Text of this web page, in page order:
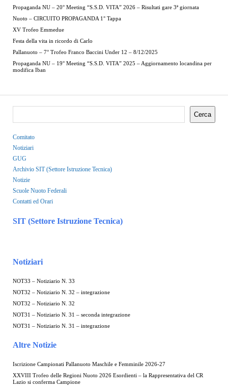
Propaganda NU – 20° Meeting “S.S.D. VITA” 2026 – Risultati gare 3ª giornata
Nuoto – CIRCUITO PROPAGANDA 1° Tappa
XV Trofeo Emmedue
Festa della vita in ricordo di Carlo
Pallanuoto – 7° Trofeo Franco Baccini Under 12 – 8/12/2025
Propaganda NU – 19° Meeting “S.S.D. VITA” 2025 – Aggiornamento locandina per
modifica Iban
Cerca
Comitato
Notiziari
GUG
Archivio SIT (Settore Istruzione Tecnica)
Notizie
Scuole Nuoto Federali
Contatti ed Orari
SIT (Settore Istruzione Tecnica)
Notiziari
NOT33 – Notiziario N. 33
NOT32 – Notiziario N. 32 – integrazione
NOT32 – Notiziario N. 32
NOT31 – Notiziario N. 31 – seconda integrazione
NOT31 – Notiziario N. 31 – integrazione
Altre Notizie
Iscrizione Campionati Pallanuoto Maschile e Femminile 2026-27
XXVIII Trofeo delle Regioni Nuoto 2026 Esordienti – la Rappresentativa del CR
Lazio si conferma Campione